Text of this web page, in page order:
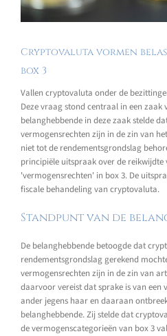
Cryptovaluta vormen
box 3
Vallen cryptovaluta onder de
Deze vraag stond centraal in een
belanghebbende in deze zaak stelde
vermogensrechten zijn in de zin van
niet tot de rendementsgrondslag
principiële uitspraak over de reikwijdte
'vermogensrechten' in box 3. De
fiscale behandeling van cryptovaluta.
Standpunt van de
De belanghebbende betoogde dat
rendementsgrondslag gerekend
vermogensrechten zijn in de zin van
daarvoor vereist dat sprake is van een
ander jegens haar en daaraan
belanghebbende. Zij stelde dat
de vermogenscategorieën van box 3